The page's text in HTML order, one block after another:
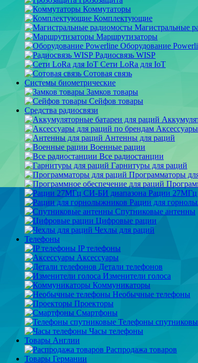
Коммутаторы
Комплектующие
Магистральные
Маршрутизаторы
Оборудование
Радиосвязь WISP
Сети LoRa для IoT
Сотовая связь
Системы биометрические
Замков товары
Сейфов товары
Средства радиосвязи
Антенны для раций
Военные рации
Все радиостанции
Гарнитуры для раций
Программаторы
Рации
Рации для
Спутниковые антенны
Цифровые рации
Чехлы для раций
Телефоны
IP телефоны
Аксессуары
Детали телефонов
Изменители голоса
Коммуникаторы
Необычные телефоны
Проекторы
Смартфоны
Телефоны
Часы телефоны
Товары Англии
Распродажа товаров
Товары Германии